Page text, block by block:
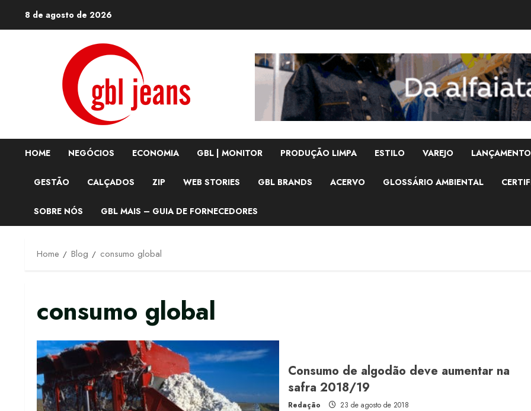
8 de agosto de 2026
HOME NEGÓCIOS ECONOMIA GBL | MONITOR PRODUÇÃO LIMPA ESTILO VAREJO
GESTÃO CALÇADOS ZIP WEB STORIES GBL BRANDS ACERVO GLOSSÁRIO AMBIENTAL
SOBRE NÓS GBL MAIS – GUIA DE FORNECEDORES
Home Blog consumo global
consumo global
Consumo de algodão deve aumentar na
safra 2018/19
Redação 23 de agosto de 2018